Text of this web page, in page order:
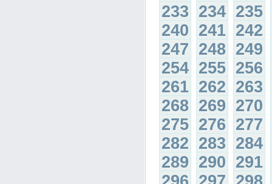
233 234 235
240 241 242
247 248 249
254 255 256
261 262 263
268 269 270
275 276 277
282 283 284
289 290 291